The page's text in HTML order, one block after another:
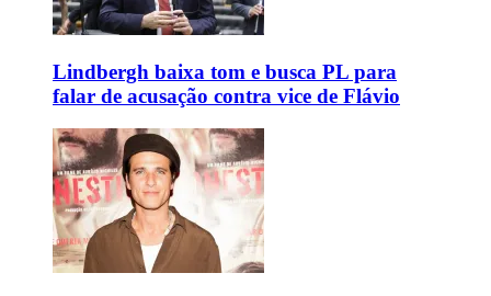
Lindbergh baixa tom e busca PL para
falar de acusação contra vice de Flávio